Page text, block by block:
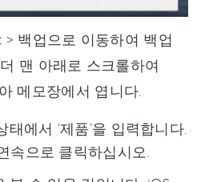
백업으로 이동하여 백업
맨 아래로 스크롤하여
메모장에서 엽니다.
태에서 '제품'을 입력합니다.
속으로 클릭하십시오.